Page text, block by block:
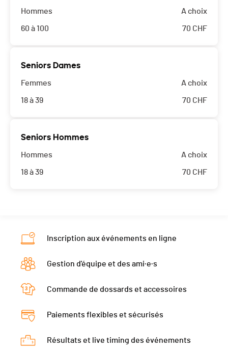
Hommes
60 à 100
A choix
70 CHF
Seniors Dames
Femmes
18 à 39
A choix
70 CHF
Seniors Hommes
Hommes
18 à 39
A choix
70 CHF
Inscription aux événements en ligne
Gestion d'équipe et des ami·e·s
Commande de dossards et accessoires
Paiements flexibles et sécurisés
Résultats et live timing des événements